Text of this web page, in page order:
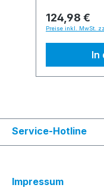
124,98 €
Preise inkl. MwSt.
In
Service-Hotline
Impressum